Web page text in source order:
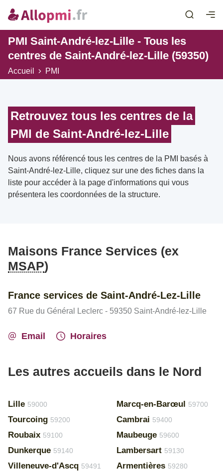
PMI Saint-André-lez-Lille - Tous les
centres de Saint-André-lez-Lille (59350)
Accueil PMI
Retrouvez tous les centres de la
PMI de Saint-André-lez-Lille
Nous avons référencé tous les centres de la PMI basés à
Saint-André-lez-Lille, cliquez sur une des fiches dans la
liste pour accéder à la page d'informations qui vous
présentera les coordonnées de la structure.
Maisons France Services (ex
MSAP)
France services de Saint-André-Lez-Lille
67 Rue du Général Leclerc - 59350 Saint-André-lez-Lille
Email Horaires
Les autres accueils dans le Nord
Lille 59000
Tourcoing 59200
Roubaix 59100
Dunkerque 59140
Villeneuve-d'Ascq 59491
Marcq-en-Barœul 59700
Cambrai 59400
Maubeuge 59600
Lambersart 59130
Armentières 59280